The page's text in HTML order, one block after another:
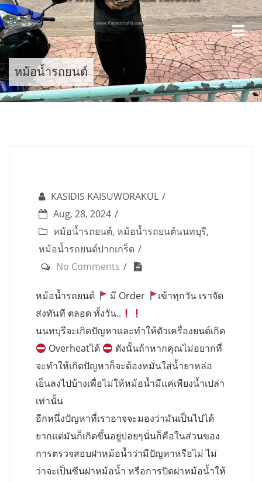
Skip
to
content
หม้อน้ำรถยนต์
KASIDIS KAISUWORAKUL
Aug, 28, 2024
หม้อน้ำรถยนต์, หม้อน้ำรถยนต์นนทบุรี,
หม้อน้ำรถยนต์ปากเกร็ด
No Comments
หม้อน้ำรถยนต์ มี Order
เข้าทุกวัน เราจัด
ส่งทันที ตลอด ทั้งวัน..
นนทบุรีจะเกิดปัญหาและทำให้ตัวเครื่องยนต์เกิด
Overheatได้
ดังนั้นถ้าหากคุณไม่อยากที่
จะทำให้เกิดปัญหาก็จะต้องหมั่นใส่น้ำยาหล่อ
เย็นลงไปบ้างเพื่อไม่ให้หม้อน้ำมีแค่เพียงน้ำเปล่า
เท่านั้น
อีกหนึ่งปัญหาที่เราอาจจะมองว่ามันเป็นไปได้
ยากแต่มันก็เกิดขึ้นอยู่บ่อยๆนั่นก็คือในส่วนของ
การตรวจสอบฝาหม้อน้ำว่ามีปัญหาหรือไม่ ไม่
ว่าจะเป็นซีนฝาหม้อน้ำ หรือการปิดฝาหม้อน้ำให้